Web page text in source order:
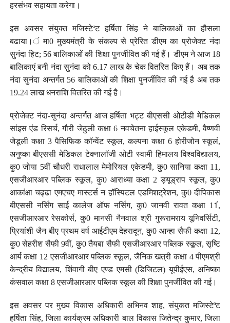
हरसंभव सहायता करेगा।
इस अवसर संयुक्त मजिस्टेªट हर्षिता सिंह ने बालिकाओं का हौसला
बढाया।ं मा0 मुख्यमंत्री के संकल्प से प्रेरित डीएम का प्रोजेक्ट नंदा
सुनंदा हिट; 56 बालिकाओं की शिक्षा पुनर्जीवित की गई हैं। डीएम ने आज 18
बालिकाएं बनी नंदा सुनंदा को 6.17 लाख के चेक वितरित किए हैं। अब तक
नंदा सुनंदा अन्तर्गत 56 बालिकाओं की शिक्षा पुनर्जीवित की गई है अब तक
19.24 लाख धनराशि वितरित की गई है।
प्रोजेक्ट नंदा-सुनंदा अन्तर्गत आज हर्षिता भट्ट बीएससी ओटीडी मेडिकल
सांइस एंड रिसर्च, गौरी जेठुली कक्षा 6 नवचेतना हाईस्कूल एकेडमी, वैष्णवी
जेडूली कक्षा 3 पैसिफिक कॉन्वेंट स्कूल, कल्पना कक्षा 6 होरीजोन स्कूलं,
अनुष्का बीएससी मेडिकल टेक्नालॉजी ओटी स्वामी हिमालय विश्वविद्यालय,
कु0 जोया 5वीं चौधरी राधालाल मेमोरियल एकेडमी, कु0 सानिया कक्षा 11,
एसजीआरआर पब्लिक स्कूल, कु0 आराध्या कक्षा 2 ड्यूड्राप स्कूल, कु0
आकांक्षा चढ्ढा एमएचए मास्टर्स न हॉस्पिटल एडमिशट्रेशन, कु0 दीपिकास
बीएससी नर्सिंग साई कालेज ऑफ नर्सिग, कु0 जानवी रावत कक्षा 11ं,
एसजीआरआर रेसकोर्स, कु0 मानसी नैनवाल श्री गुरूरामराय यूनिवर्सिटी,
प्रियांशी जैन बीए प्रथम वर्ष आईटीएम देहरादून, कु0 आन्हा सैफी कक्षा 12,
कु0 सेहरीश सैफी 9वीं, कु0 तैयबा सैफी एसजीआरआर पब्लिक स्कूल, सृष्टि
आर्य कक्षा 12 एसजीआरआर पब्लिक स्कूल, जैनिक खत्री कक्षा 4 पीएमश्री
केन्द्रीय विद्यालय, शिंवागी बीए एण्ड एमसी (डिजिटल) यूपीईएस, अनिष्का
कंसवाल कक्षा 8 एसजीआरआर पब्लिक स्कूल की शिक्षा पुनर्जीवित की गई।
इस अवसर पर मुख्य विकास अधिकारी अभिनव शाह, संयुकत मजिस्टेªट
हर्षिता सिंह, जिला कार्यक्रम अधिकारी बाल विकास जितेन्द्र कुमार, जिला